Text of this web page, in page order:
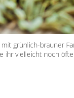
grünlich-brauner
ihr vielleicht noch